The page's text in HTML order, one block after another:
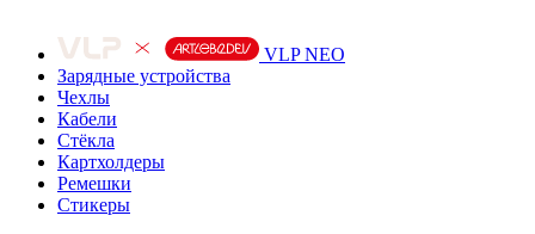
VLP NEO
Зарядные устройства
Чехлы
Кабели
Cтёкла
Картхолдеры
Ремешки
Стикеры